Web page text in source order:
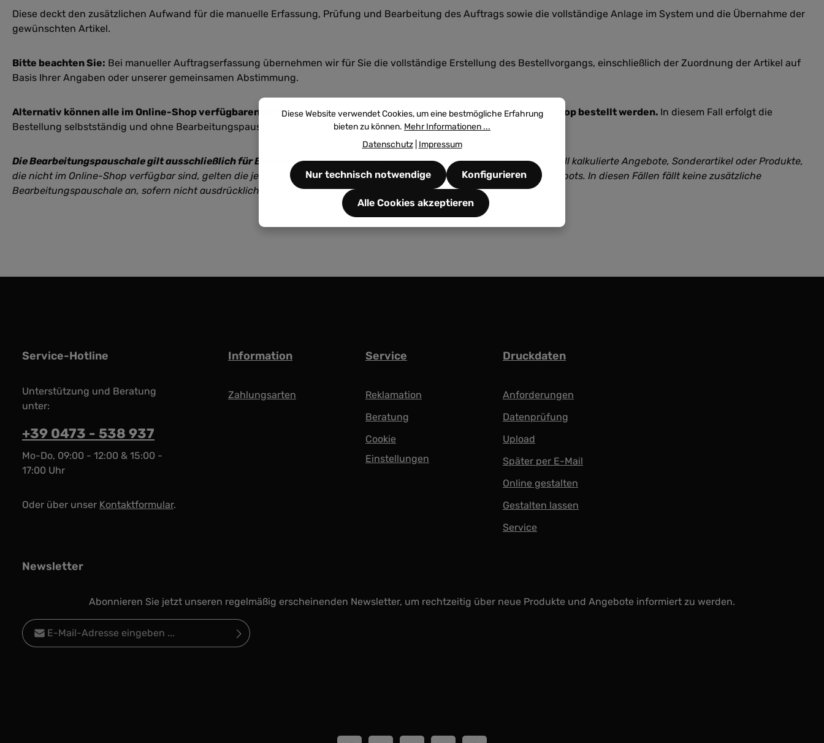
Diese deckt den zusätzlichen Aufwand für die manuelle Erfassung, Prüfung und Bearbeitung des Auftrags sowie die vollständige Anlage im System und die Übernahme der
gewünschten Artikel.
Bitte beachten Sie: Bei manueller Auftragserfassung übernehmen wir für Sie die vollständige Erstellung des Bestellvorgangs, einschließlich der Zuordnung der Artikel auf
Basis Ihrer Angaben oder unserer gemeinsamen Abstimmung.
Alternativ können alle im Online-Shop verfügbaren Artikel jederzeit direkt und kostenfrei über unseren Online-Shop bestellt werden. In diesem Fall erfolgt die
Bestellung selbstständig und ohne Bearbeitungspauschale.
Die Bearbeitungspauschale gilt ausschließlich für Bestellungen aus unserem Online-Shop-Sortiment.Für individuell kalkulierte Angebote, Sonderartikel oder Produkte,
die nicht im Online-Shop verfügbar sind, gelten die jeweils vereinbarten Konditionen im Rahmen des individuellen Angebots. In diesen Fällen fällt keine zusätzliche
Bearbeitungspauschale an, sofern nicht ausdrücklich anders vereinbart.
Service-Hotline
Unterstützung und Beratung
unter:
+39 0473 - 538 937
Mo-Do, 09:00 - 12:00 & 15:00 -
17:00 Uhr
Oder über unser Kontaktformular.
Information
Zahlungsarten
Service
Reklamation
Beratung
Cookie
Einstellungen
Druckdaten
Anforderungen
Datenprüfung
Upload
Später per E-Mail
Online gestalten
Gestalten lassen
Service
Newsletter
Abonnieren Sie jetzt unseren regelmäßig erscheinenden Newsletter, um rechtzeitig über neue Produkte und Angebote informiert zu werden.
E-Mail-Adresse*
Diese Website verwendet Cookies, um eine bestmögliche Erfahrung
bieten zu können. Mehr Informationen ...
Datenschutz| Impressum
Nur technisch notwendige Konfigurieren
Alle Cookies akzeptieren